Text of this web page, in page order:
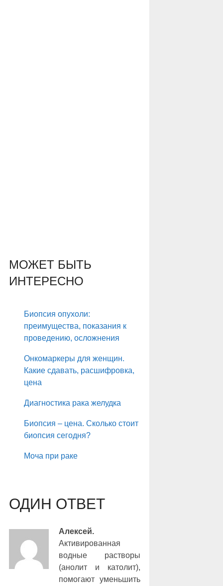
МОЖЕТ БЫТЬ
ИНТЕРЕСНО
Биопсия опухоли:
преимущества, показания к
проведению, осложнения
Онкомаркеры для женщин.
Какие сдавать, расшифровка,
цена
Диагностика рака желудка
Биопсия – цена. Сколько стоит
биопсия сегодня?
Моча при раке
ОДИН ОТВЕТ
Алексей.
Активированная
водные растворы
(анолит и католит),
помогают уменьшить